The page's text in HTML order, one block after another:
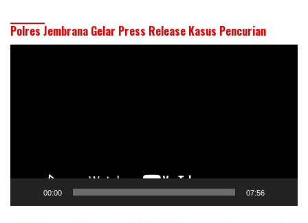
Polres Jembrana Gelar Press Release Kasus Pencurian
00:00 07:56